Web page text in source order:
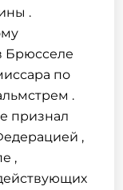
.
Брюсселе
по
.
признал
,
,